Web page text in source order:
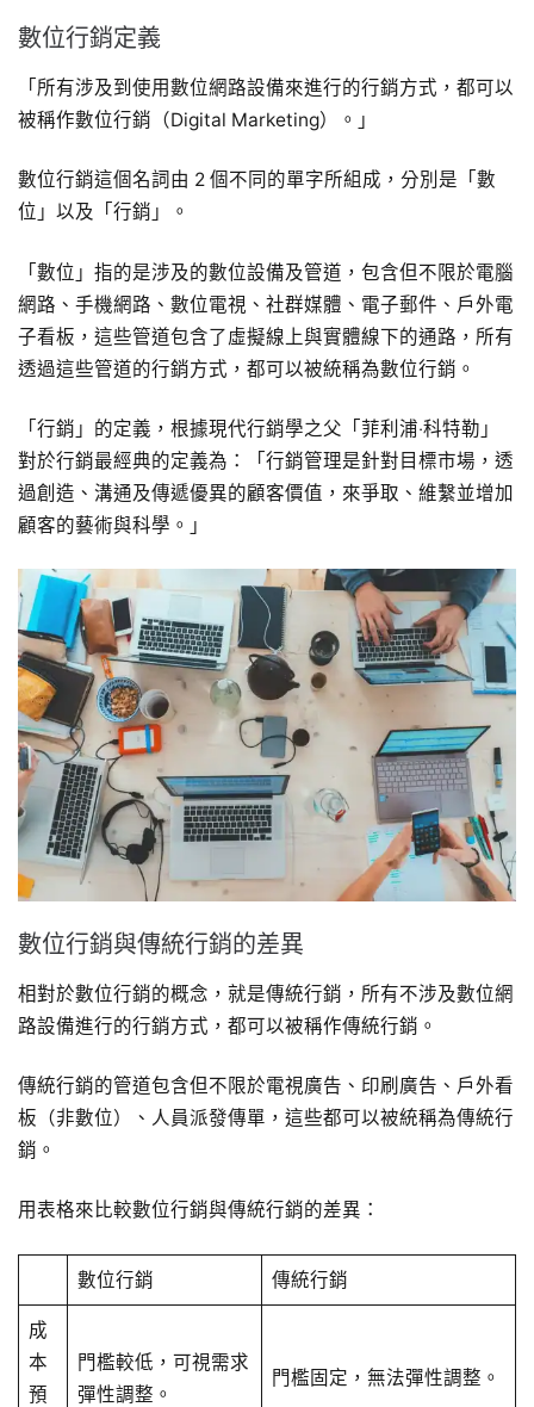
數位行銷定義
「所有涉及到使用數位網路設備來進行的行銷方式，都可以
被稱作數位行銷（Digital Marketing）。」
數位行銷這個名詞由 2 個不同的單字所組成，分別是「數
位」以及「行銷」。
「數位」指的是涉及的數位設備及管道，包含但不限於電腦
網路、手機網路、數位電視、社群媒體、電子郵件、戶外電
子看板，這些管道包含了虛擬線上與實體線下的通路，所有
透過這些管道的行銷方式，都可以被統稱為數位行銷。
「行銷」的定義，根據現代行銷學之父「菲利浦‧科特勒」
對於行銷最經典的定義為：「行銷管理是針對目標市場，透
過創造、溝通及傳遞優異的顧客價值，來爭取、維繫並增加
顧客的藝術與科學。」
數位行銷與傳統行銷的差異
相對於數位行銷的概念，就是傳統行銷，所有不涉及數位網
路設備進行的行銷方式，都可以被稱作傳統行銷。
傳統行銷的管道包含但不限於電視廣告、印刷廣告、戶外看
板（非數位）、人員派發傳單，這些都可以被統稱為傳統行
銷。
用表格來比較數位行銷與傳統行銷的差異：
數位行銷 傳統行銷
成
本
預
門檻較低，可視需求
彈性調整。
門檻固定，無法彈性調整。